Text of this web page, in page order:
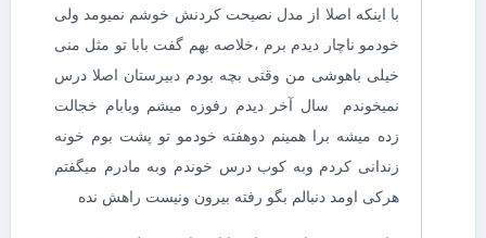
با اینکه اصلا از مدل نصیحت کردنش خوشم نمیومد ولی
خودمو ناچار دیدم برم ،خلاصه بهم گفت بابا تو مثل منی
خیلی باهوشی من وقتی بچه بودم دبیرستان اصلا درس
نمیخوندم سال آخر دیدم رفوزه میشم وبابام خجالت
زده میشه برا همینم دوهفته خودمو تو پشت بوم خونه
زندانی کردم وبه کوب درس خوندم وبه مادرم میگفتم
هرکی اومد دنبالم بگو رفته بیرون ونیست راهش نده